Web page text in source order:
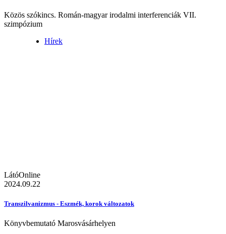
Közös szókincs. Román-magyar irodalmi interferenciák VII.
szimpózium
Hírek
LátóOnline
2024.09.22
Transzilvanizmus - Eszmék, korok változatok
Könyvbemutató Marosvásárhelyen